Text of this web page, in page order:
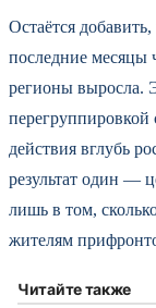
Остаётся
последние месяцы
регионы выросла.
действия вглубь
результат один —
лишь в том,
жителям
Читайте также